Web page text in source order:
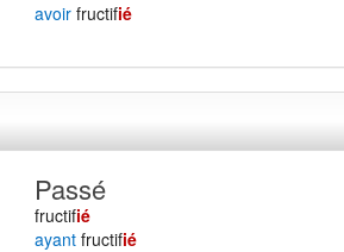
avoir fructifié
Passé
fructifié
ayant fructifié